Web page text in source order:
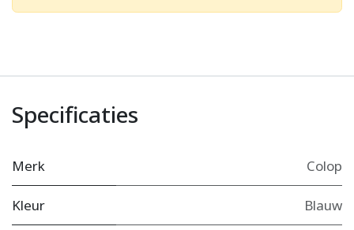
Specificaties
Merk Colop
Kleur Blauw